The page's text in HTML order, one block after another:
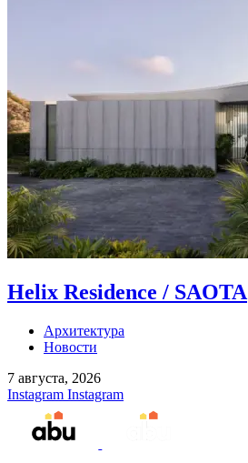
Helix Residence / SAOTA
Архитектура
Новости
7 августа, 2026
Instagram Instagram